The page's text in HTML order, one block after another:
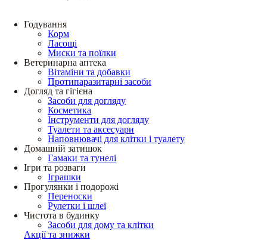
Годування
Корм
Ласощі
Миски та поїлки
Ветеринарна аптека
Вітаміни та добавки
Протипаразитарні засоби
Догляд та гігієна
Засоби для догляду
Косметика
Інструменти для догляду
Туалети та аксесуари
Наповнювачі для клітки і туалету
Домашній затишок
Гамаки та тунелі
Ігри та розваги
Іграшки
Прогулянки і подорожі
Переноски
Рулетки і шлеї
Чистота в будинку
Засоби для дому та клітки
Акції та знижки